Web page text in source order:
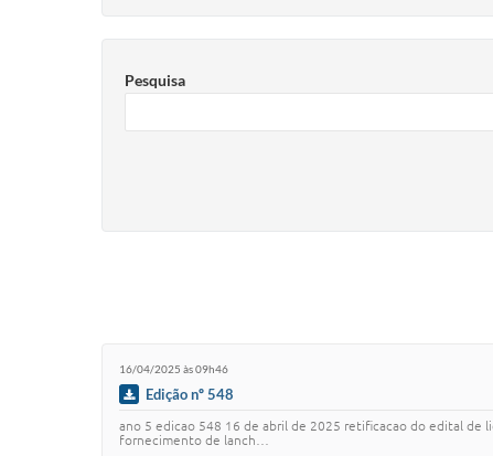
Pesquisa
16/04/2025 às 09h46
Edição nº 548
ano 5 edicao 548 16 de abril de 2025 retificacao do edital de
fornecimento de lanch…